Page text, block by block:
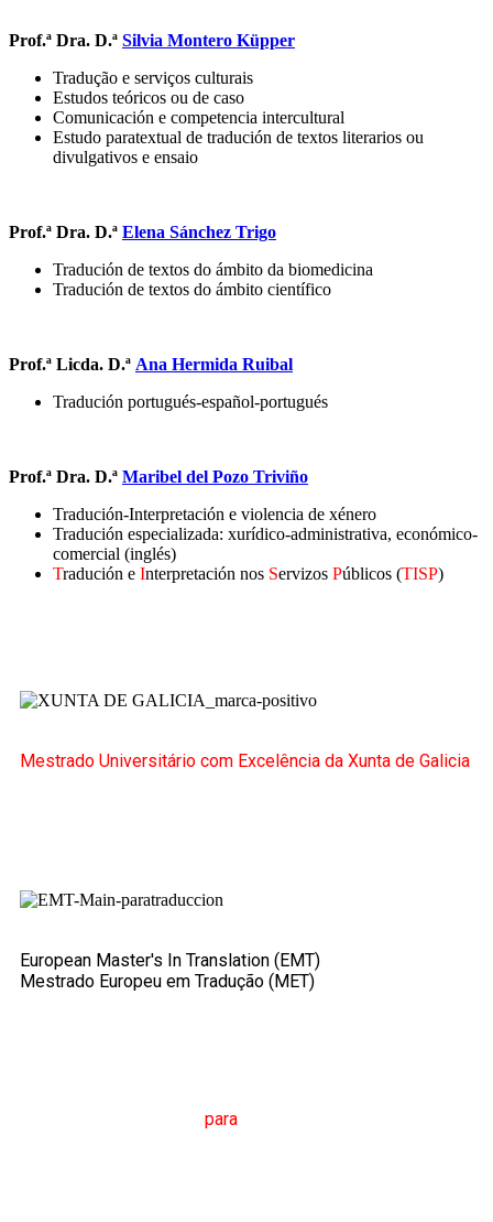
Prof.ª Dra. D.ª Silvia Montero Küpper
Tradução e serviços culturais
Estudos teóricos ou de caso
Comunicación e competencia intercultural
Estudo paratextual de tradución de textos literarios ou
divulgativos e ensaio
Prof.ª Dra. D.ª Elena Sánchez Trigo
Tradución de textos do ámbito da biomedicina
Tradución de textos do ámbito científico
Prof.ª Licda. D.ª Ana Hermida Ruibal
Tradución portugués-español-portugués
Prof.ª Dra. D.ª Maribel del Pozo Triviño
Tradución-Interpretación e violencia de xénero
Tradución especializada: xurídico-administrativa, económico-
comercial (inglés)
Tradución e Interpretación nos Servizos Públicos (TISP)
Mestrado Universitário com Excelência da Xunta de Galicia
European Master's In Translation (EMT)
Mestrado Europeu em Tradução (MET)
para